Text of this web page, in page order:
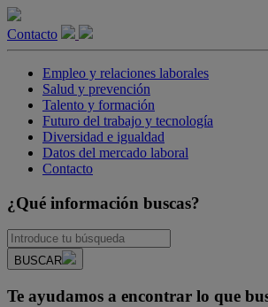
Contacto
Empleo y relaciones laborales
Salud y prevención
Talento y formación
Futuro del trabajo y tecnología
Diversidad e igualdad
Datos del mercado laboral
Contacto
¿Qué información buscas?
BUSCAR
Te ayudamos a encontrar lo que